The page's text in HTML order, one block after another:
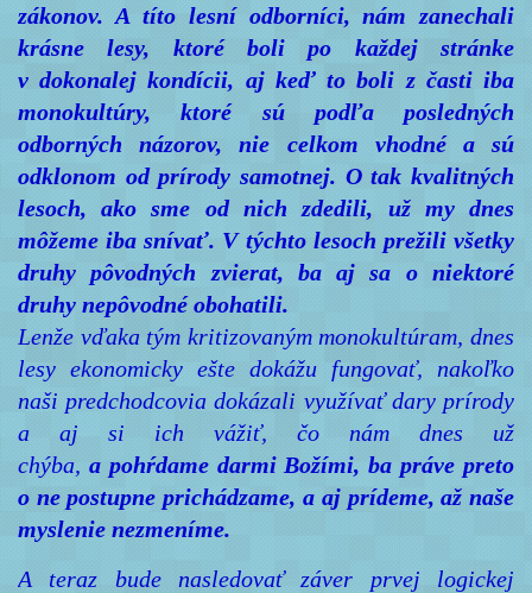
zákonov. A títo lesní odborníci, nám zanechali
krásne lesy, ktoré boli po každej stránke
v dokonalej kondícii, aj keď to boli z časti iba
monokultúry, ktoré sú podľa posledných
odborných názorov, nie celkom vhodné a sú
odklonom od prírody samotnej. O tak kvalitných
lesoch, ako sme od nich zdedili, už my dnes
môžeme iba snívať. V týchto lesoch prežili všetky
druhy pôvodných zvierat, ba aj sa o niektoré
druhy nepôvodné obohatili.
Lenže vďaka tým kritizovaným monokultúram, dnes
lesy ekonomicky ešte dokážu fungovať, nakoľko
naši predchodcovia dokázali využívať dary prírody
a aj si ich vážiť, čo nám dnes už
chýba, a pohŕdame darmi Božími, ba práve preto
o ne postupne prichádzame, a aj prídeme, až naše
myslenie nezmeníme.
A teraz bude nasledovať záver prvej logickej